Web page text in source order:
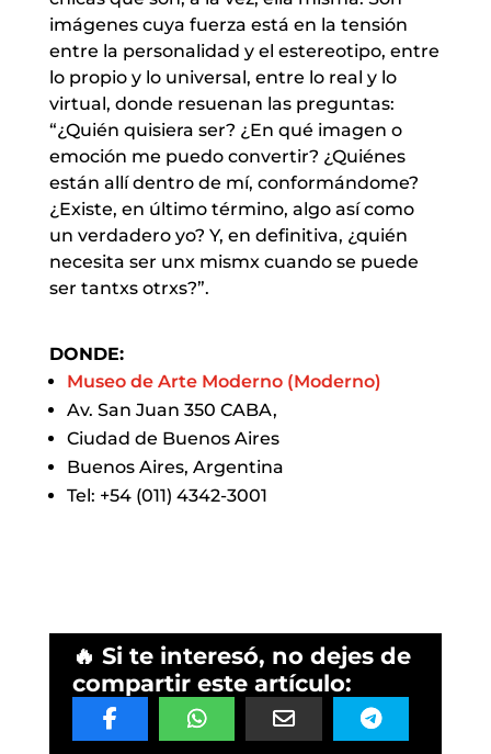
imágenes cuya fuerza está en la tensión
entre la personalidad y el estereotipo, entre
lo propio y lo universal, entre lo real y lo
virtual, donde resuenan las preguntas:
“¿Quién quisiera ser? ¿En qué imagen o
emoción me puedo convertir? ¿Quiénes
están allí dentro de mí, conformándome?
¿Existe, en último término, algo así como
un verdadero yo? Y, en definitiva, ¿quién
necesita ser unx mismx cuando se puede
ser tantxs otrxs?”.
DONDE:
Museo de Arte Moderno (Moderno)
Av. San Juan 350 CABA,
Ciudad de Buenos Aires
Buenos Aires, Argentina
Tel: +54 (011) 4342-3001
🔥 Si te interesó, no dejes de
compartir este artículo: